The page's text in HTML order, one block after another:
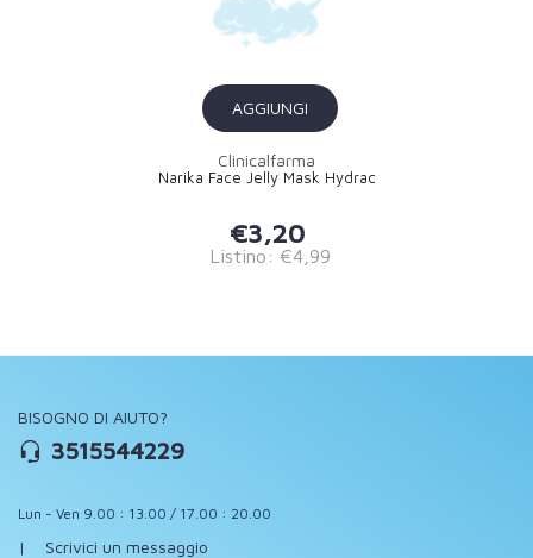
AGGIUNGI
Clinicalfarma
Narika Face Jelly Mask Hydrac
€3,20
Listino: €4,99
BISOGNO DI AIUTO?
3515544229
Lun - Ven 9.00 : 13.00 / 17.00 : 20.00
| Scrivici un messaggio